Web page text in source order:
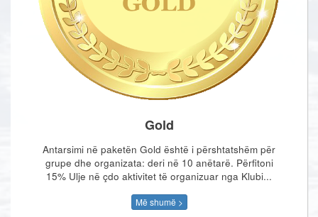
Gold
Antarsimi në paketën Gold është i përshtatshëm për
grupe dhe organizata: deri në 10 anëtarë. Përfitoni
15% Ulje në çdo aktivitet të organizuar nga Klubi...
Më shumë >